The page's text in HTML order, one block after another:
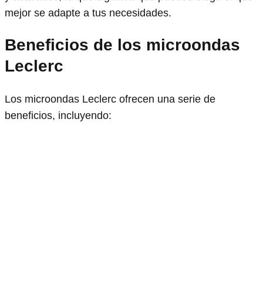
mejor se adapte a tus necesidades.
Beneficios de los microondas
Leclerc
Los microondas Leclerc ofrecen una serie de
beneficios, incluyendo: